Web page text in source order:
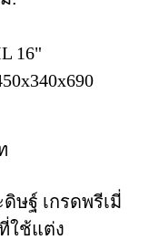
16"
ษฐ์ เกรดพรีเมี่
ใช้แต่ง